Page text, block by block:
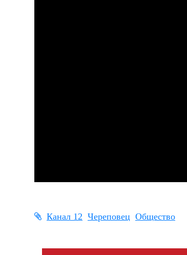
Канал 12 Череповец Общество